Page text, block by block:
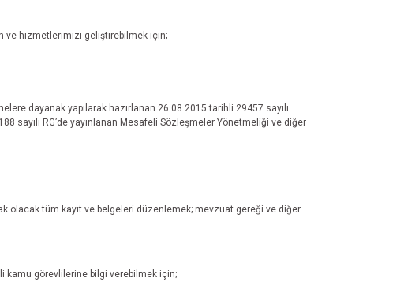
ve hizmetlerimizi geliştirebilmek için;
dayanak yapılarak hazırlanan 26.08.2015 tarihli 29457 sayılı
sayılı RG’de yayınlanan Mesafeli Sözleşmeler Yönetmeliği ve diğer
olacak tüm kayıt ve belgeleri düzenlemek; mevzuat gereği ve diğer
kamu görevlilerine bilgi verebilmek için;